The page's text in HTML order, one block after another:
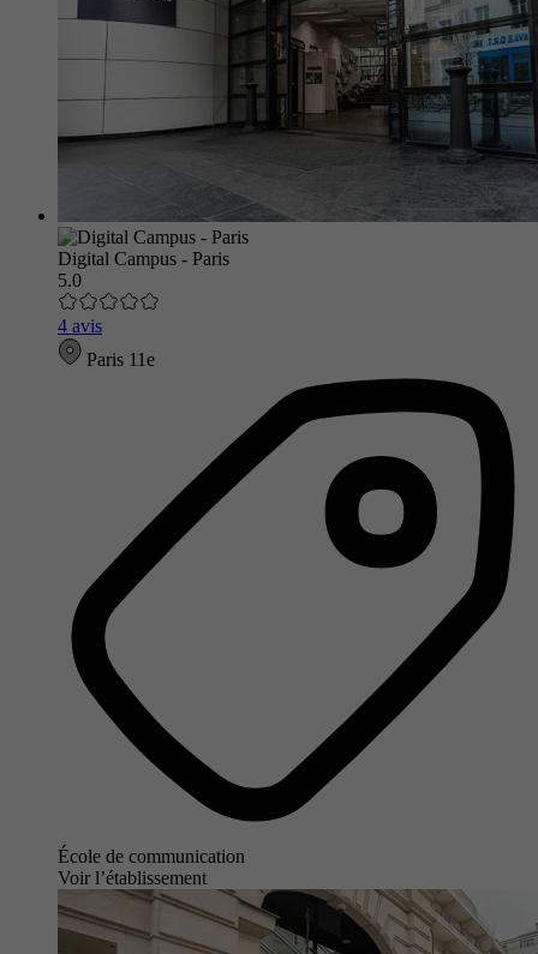
Digital Campus - Paris
5.0
4 avis
Paris 11e
École de communication
Voir l’établissement